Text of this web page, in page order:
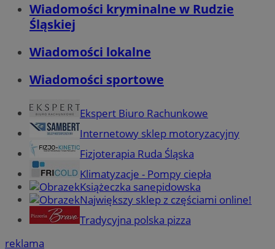
Wiadomości kryminalne w Rudzie
Śląskiej
Wiadomości lokalne
Wiadomości sportowe
Ekspert Biuro Rachunkowe
Internetowy sklep motoryzacyjny
Fizjoterapia Ruda Śląska
Klimatyzacje - Pompy ciepła
Książeczka sanepidowska
Największy sklep z częściami online!
Tradycyjna polska pizza
reklama